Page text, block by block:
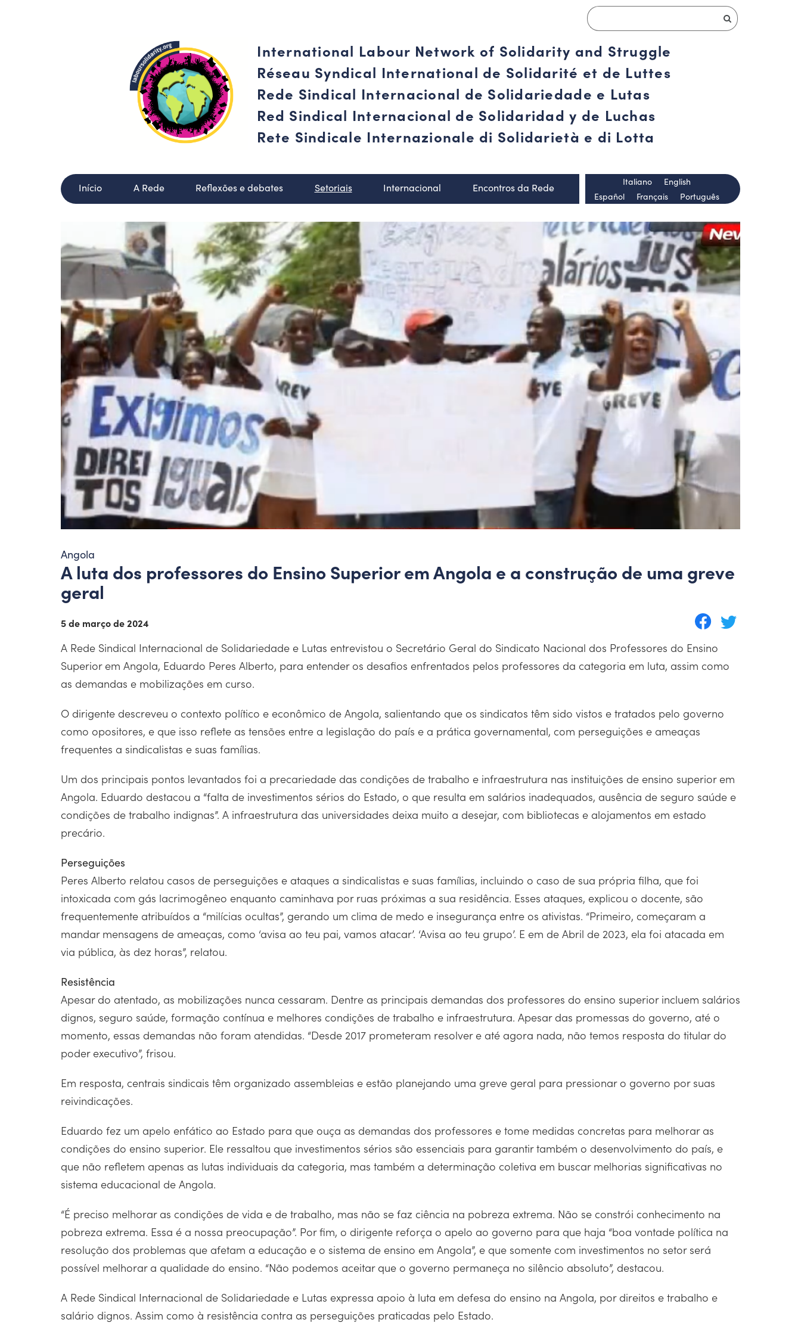
International Labour Network of Solidarity and Struggle
Réseau Syndical International de Solidarité et de Luttes
Rede Sindical Internacional de Solidariedade e Lutas
Red Sindical Internacional de Solidaridad y de Luchas
Rete Sindicale Internazionale di Solidarietà e di Lotta
Início A Rede Reflexões e debates Setoriais Internacional Encontros da Rede
Español Français Português
Italiano English
Angola
A luta dos professores do Ensino Superior em Angola e a construção de uma greve
geral
5 de março de 2024
A Rede Sindical Internacional de Solidariedade e Lutas entrevistou o Secretário Geral do Sindicato Nacional dos Professores do Ensino
Superior em Angola, Eduardo Peres Alberto, para entender os desafios enfrentados pelos professores da categoria em luta, assim como
as demandas e mobilizações em curso.
O dirigente descreveu o contexto político e econômico de Angola, salientando que os sindicatos têm sido vistos e tratados pelo governo
como opositores, e que isso reflete as tensões entre a legislação do país e a prática governamental, com perseguições e ameaças
frequentes a sindicalistas e suas famílias.
Um dos principais pontos levantados foi a precariedade das condições de trabalho e infraestrutura nas instituições de ensino superior em
Angola. Eduardo destacou a “falta de investimentos sérios do Estado, o que resulta em salários inadequados, ausência de seguro saúde e
condições de trabalho indignas”. A infraestrutura das universidades deixa muito a desejar, com bibliotecas e alojamentos em estado
precário.
Perseguições
Peres Alberto relatou casos de perseguições e ataques a sindicalistas e suas famílias, incluindo o caso de sua própria filha, que foi
intoxicada com gás lacrimogêneo enquanto caminhava por ruas próximas a sua residência. Esses ataques, explicou o docente, são
frequentemente atribuídos a “milícias ocultas”, gerando um clima de medo e insegurança entre os ativistas. “Primeiro, começaram a
mandar mensagens de ameaças, como ‘avisa ao teu pai, vamos atacar’. ‘Avisa ao teu grupo’. E em de Abril de 2023, ela foi atacada em
via pública, às dez horas”, relatou.
Resistência
Apesar do atentado, as mobilizações nunca cessaram. Dentre as principais demandas dos professores do ensino superior incluem salários
dignos, seguro saúde, formação contínua e melhores condições de trabalho e infraestrutura. Apesar das promessas do governo, até o
momento, essas demandas não foram atendidas. “Desde 2017 prometeram resolver e até agora nada, não temos resposta do titular do
poder executivo”, frisou.
Em resposta, centrais sindicais têm organizado assembleias e estão planejando uma greve geral para pressionar o governo por suas
reivindicações.
Eduardo fez um apelo enfático ao Estado para que ouça as demandas dos professores e tome medidas concretas para melhorar as
condições do ensino superior. Ele ressaltou que investimentos sérios são essenciais para garantir também o desenvolvimento do país, e
que não refletem apenas as lutas individuais da categoria, mas também a determinação coletiva em buscar melhorias significativas no
sistema educacional de Angola.
“É preciso melhorar as condições de vida e de trabalho, mas não se faz ciência na pobreza extrema. Não se constrói conhecimento na
pobreza extrema. Essa é a nossa preocupação”. Por fim, o dirigente reforça o apelo ao governo para que haja “boa vontade política na
resolução dos problemas que afetam a educação e o sistema de ensino em Angola”, e que somente com investimentos no setor será
possível melhorar a qualidade do ensino. “Não podemos aceitar que o governo permaneça no silêncio absoluto”, destacou.
A Rede Sindical Internacional de Solidariedade e Lutas expressa apoio à luta em defesa do ensino na Angola, por direitos e trabalho e
salário dignos. Assim como à resistência contra as perseguições praticadas pelo Estado.